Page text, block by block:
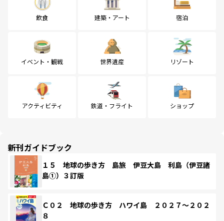
飲食 建築・アート 宿泊
イベント・観戦 世界遺産 リゾート
アクティビティ 鉄道・フライト ショップ
新刊ガイドブック
１５ 地球の歩き方 島旅 伊豆大島 利島（伊豆諸
島①）３訂版
Ｃ０２ 地球の歩き方 ハワイ島 ２０２７～２０２
８